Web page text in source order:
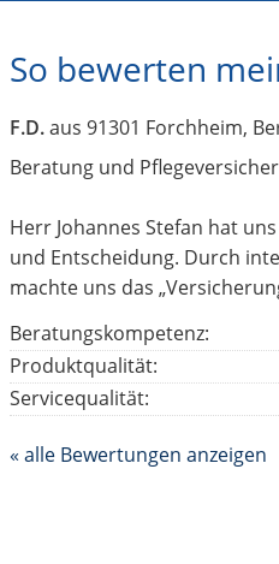
So bewerten
F.D.aus 91301 Forchheim,
Beratung und
Herr Johannes Stefan hat
und Entscheidung. Durch
machte uns das
Beratungskompetenz:
Produktqualität:
Servicequalität:
« alle Bewertungen anzeigen